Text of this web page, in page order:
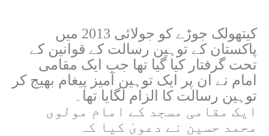
کیتھولک جوڑے کو جولائی 2013 میں
پاکستان کے توہین رسالت کے قوانین کے
تحت گرفتار کیا گیا تھا جب ایک مقامی
امام نے ان پر ایک توہین آمیز پیغام بھیج کر
توہین رسالت کا الزام لگایا تھا۔
ایک مقامی مسجد کے امام مولوی
محمد حسین نے دعویٰ کیا کہ